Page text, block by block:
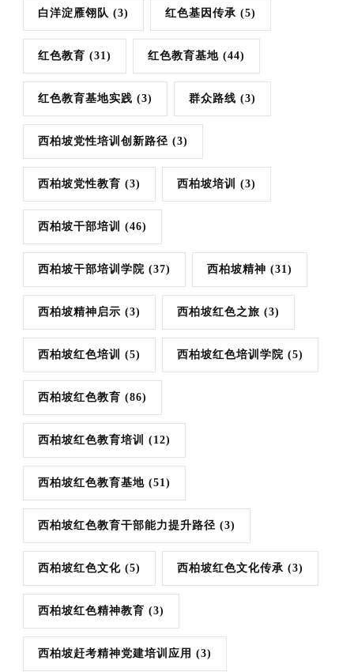
白洋淀雁翎队 (3) 红色基因传承 (5)
红色教育 (31) 红色教育基地 (44)
红色教育基地实践 (3) 群众路线 (3)
西柏坡党性培训创新路径 (3)
西柏坡党性教育 (3) 西柏坡培训 (3)
西柏坡干部培训 (46)
西柏坡干部培训学院 (37) 西柏坡精神 (31)
西柏坡精神启示 (3) 西柏坡红色之旅 (3)
西柏坡红色培训 (5) 西柏坡红色培训学院 (5)
西柏坡红色教育 (86)
西柏坡红色教育培训 (12)
西柏坡红色教育基地 (51)
西柏坡红色教育干部能力提升路径 (3)
西柏坡红色文化 (5) 西柏坡红色文化传承 (3)
西柏坡红色精神教育 (3)
西柏坡赶考精神党建培训应用 (3)